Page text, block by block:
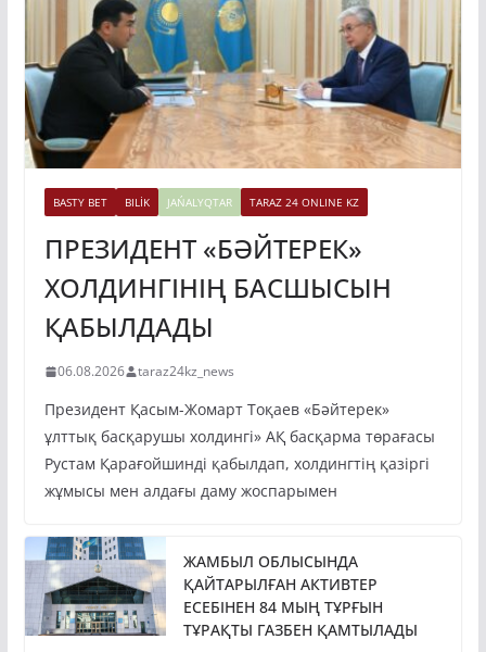
BASTY BET BILİK JAŃALYQTAR TARAZ 24 ONLINE KZ
ПРЕЗИДЕНТ «БӘЙТЕРЕК»
ХОЛДИНГІНІҢ БАСШЫСЫН
ҚАБЫЛДАДЫ
06.08.2026 taraz24kz_news
Президент Қасым-Жомарт Тоқаев «Бәйтерек»
ұлттық басқарушы холдингі» АҚ басқарма төрағасы
Рустам Қарағойшинді қабылдап, холдингтің қазіргі
жұмысы мен алдағы даму жоспарымен
ЖАМБЫЛ ОБЛЫСЫНДА
ҚАЙТАРЫЛҒАН АКТИВТЕР
ЕСЕБІНЕН 84 МЫҢ ТҰРҒЫН
ТҰРАҚТЫ ГАЗБЕН ҚАМТЫЛАДЫ